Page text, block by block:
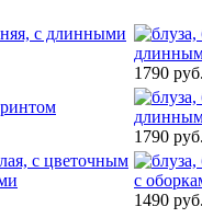
1790 руб.
1790 руб.
1490 руб.